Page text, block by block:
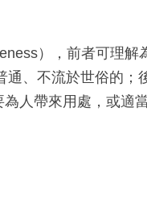
），前者可理解
通、不流於世俗的；
人帶來用處，或適